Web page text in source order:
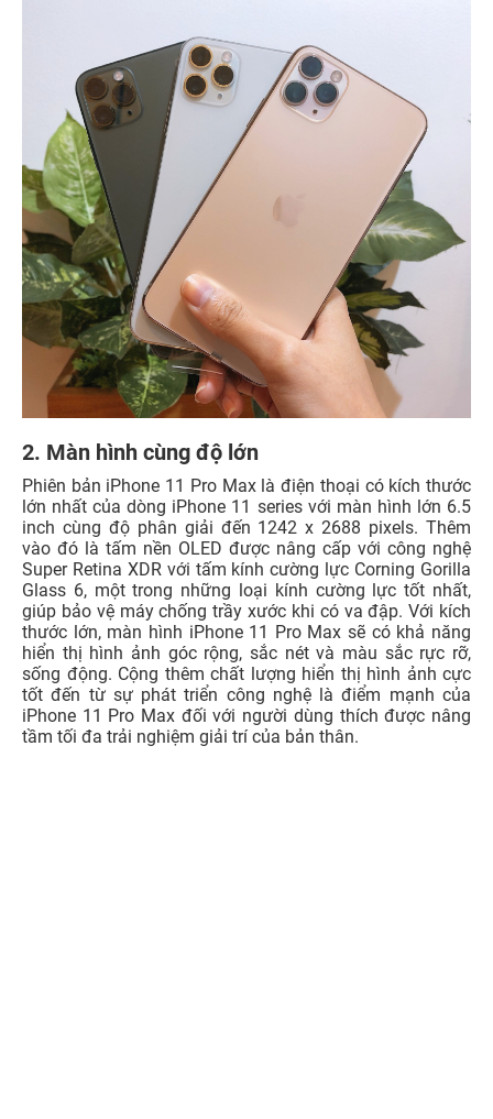
2. Màn hình cùng độ lớn
Phiên bản iPhone 11 Pro Max là điện thoại có kích thước
lớn nhất của dòng iPhone 11 series với màn hình lớn 6.5
inch cùng độ phân giải đến 1242 x 2688 pixels. Thêm
vào đó là tấm nền OLED được nâng cấp với công nghệ
Super Retina XDR với tấm kính cường lực Corning Gorilla
Glass 6, một trong những loại kính cường lực tốt nhất,
giúp bảo vệ máy chống trầy xước khi có va đập. Với kích
thước lớn, màn hình iPhone 11 Pro Max sẽ có khả năng
hiển thị hình ảnh góc rộng, sắc nét và màu sắc rực rỡ,
sống động. Cộng thêm chất lượng hiển thị hình ảnh cực
tốt đến từ sự phát triển công nghệ là điểm mạnh của
iPhone 11 Pro Max đối với người dùng thích được nâng
tầm tối đa trải nghiệm giải trí của bản thân.